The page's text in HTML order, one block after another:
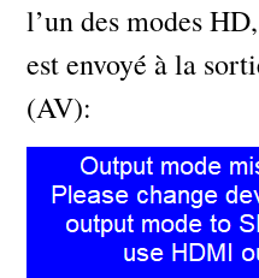
l’un des modes
est envoyé à la
(AV):